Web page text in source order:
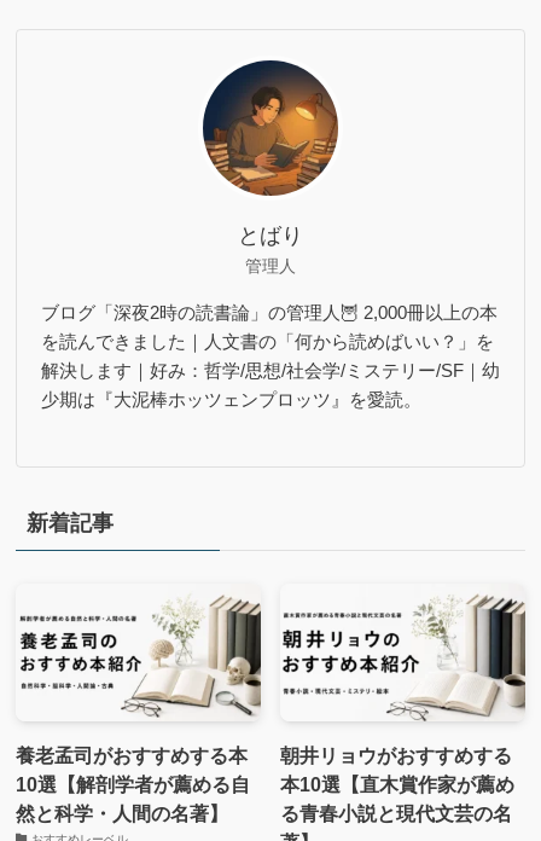
とばり
管理人
ブログ「深夜2時の読書論」の管理人🦉 2,000冊以上の本
を読んできました｜人文書の「何から読めばいい？」を
解決します｜好み：哲学/思想/社会学/ミステリー/SF｜幼
少期は『大泥棒ホッツェンプロッツ』を愛読。
新着記事
養老孟司がおすすめする本
10選【解剖学者が薦める自
然と科学・人間の名著】
朝井リョウがおすすめする
本10選【直木賞作家が薦め
る青春小説と現代文芸の名